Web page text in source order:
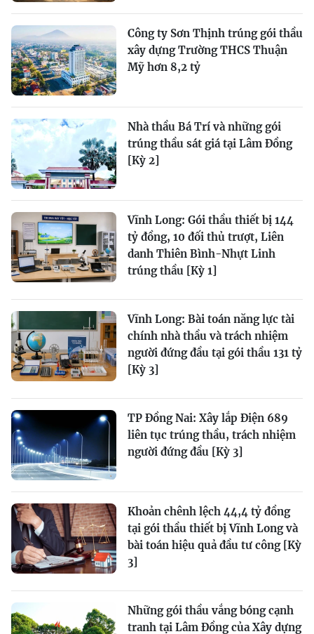
Công ty Sơn Thịnh trúng gói thầu
xây dựng Trường THCS Thuận
Mỹ hơn 8,2 tỷ
Nhà thầu Bá Trí và những gói
trúng thầu sát giá tại Lâm Đồng
[Kỳ 2]
Vĩnh Long: Gói thầu thiết bị 144
tỷ đồng, 10 đối thủ trượt, Liên
danh Thiên Bình-Nhựt Linh
trúng thầu [Kỳ 1]
Vĩnh Long: Bài toán năng lực tài
chính nhà thầu và trách nhiệm
người đứng đầu tại gói thầu 131 tỷ
[Kỳ 3]
TP Đồng Nai: Xây lắp Điện 689
liên tục trúng thầu, trách nhiệm
người đứng đầu [Kỳ 3]
Khoản chênh lệch 44,4 tỷ đồng
tại gói thầu thiết bị Vĩnh Long và
bài toán hiệu quả đầu tư công [Kỳ
3]
Những gói thầu vắng bóng cạnh
tranh tại Lâm Đồng của Xây dựng